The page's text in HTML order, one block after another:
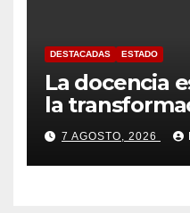
DESTACADAS ESTADO
La docencia
la
universitaria:
UATx
7 AGOSTO, 2026